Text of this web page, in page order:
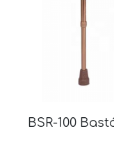
BSR-100